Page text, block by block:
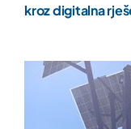
kroz digitalna